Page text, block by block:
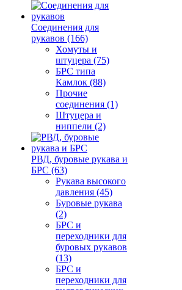
Соединения для
рукавов (166)
Хомуты и
штуцера (75)
БРС типа
Камлок (88)
Прочие
соединения (1)
Штуцера и
ниппели (2)
РВД, буровые рукава и
БРС (63)
Рукава высокого
давления (45)
Буровые рукава
(2)
БРС и
переходники для
буровых рукавов
(13)
БРС и
переходники для